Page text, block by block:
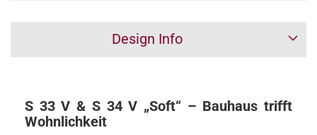
Design Info
S 33 V & S 34 V „Soft“ – Bauhaus trifft
Wohnlichkeit